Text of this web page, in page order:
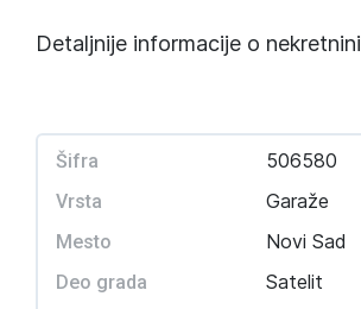
Detaljnije informacije o nekretnini
Šifra 506580
Vrsta Garaže
Mesto Novi Sad
Deo grada Satelit